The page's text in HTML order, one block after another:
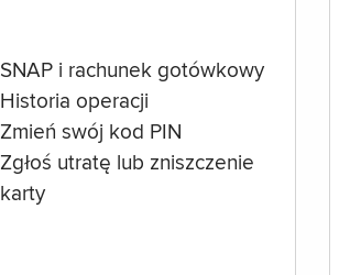
SNAP i rachunek gotówkowy
Historia operacji
Zmień swój kod PIN
Zgłoś utratę lub zniszczenie
karty